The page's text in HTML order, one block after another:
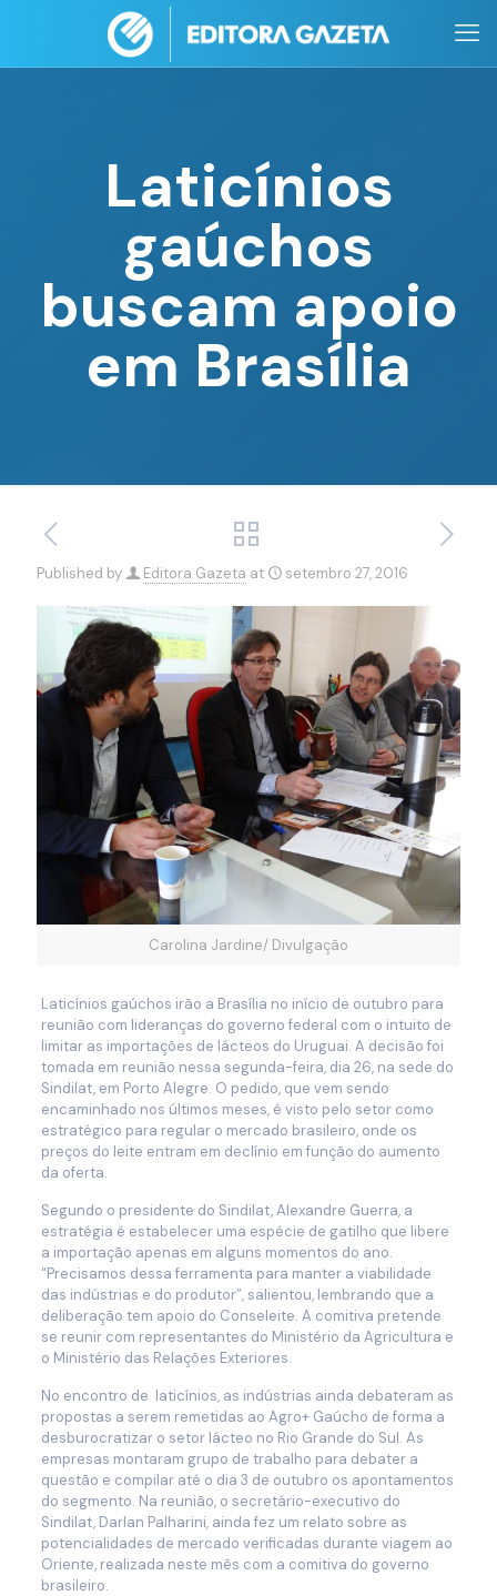
Laticínios
gaúchos
buscam apoio
em Brasília
Published by Editora Gazeta at setembro 27, 2016
Carolina Jardine/ Divulgação
Laticínios gaúchos irão a Brasília no início de outubro para
reunião com lideranças do governo federal com o intuito de
limitar as importações de lácteos do Uruguai. A decisão foi
tomada em reunião nessa segunda-feira, dia 26, na sede do
Sindilat, em Porto Alegre. O pedido, que vem sendo
encaminhado nos últimos meses, é visto pelo setor como
estratégico para regular o mercado brasileiro, onde os
preços do leite entram em declínio em função do aumento
da oferta.
Segundo o presidente do Sindilat, Alexandre Guerra, a
estratégia é estabelecer uma espécie de gatilho que libere
a importação apenas em alguns momentos do ano.
“Precisamos dessa ferramenta para manter a viabilidade
das indústrias e do produtor”, salientou, lembrando que a
deliberação tem apoio do Conseleite. A comitiva pretende
se reunir com representantes do Ministério da Agricultura e
o Ministério das Relações Exteriores.
No encontro de laticínios, as indústrias ainda debateram as
propostas a serem remetidas ao Agro+ Gaúcho de forma a
desburocratizar o setor lácteo no Rio Grande do Sul. As
empresas montaram grupo de trabalho para debater a
questão e compilar até o dia 3 de outubro os apontamentos
do segmento. Na reunião, o secretário-executivo do
Sindilat, Darlan Palharini, ainda fez um relato sobre as
potencialidades de mercado verificadas durante viagem ao
Oriente, realizada neste mês com a comitiva do governo
brasileiro.